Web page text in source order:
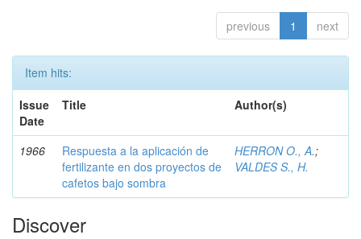
previous 1 next
Item hits:
Issue
Date
Title Author(s)
1966
Respuesta a la aplicación de
fertilizante en dos proyectos de
cafetos bajo sombra
HERRON O., A.;
VALDES S., H.
Discover